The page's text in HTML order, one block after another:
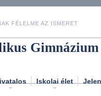
FÉLELME AZ ISMERET
Gimnázium
Iskolai élet